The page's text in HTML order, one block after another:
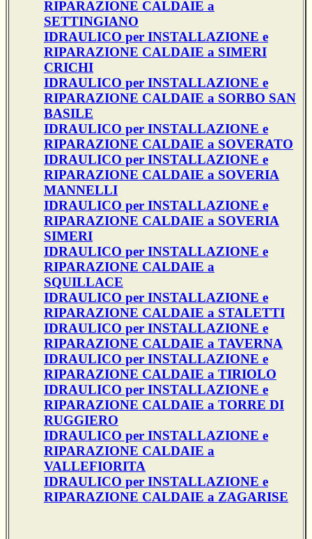
RIPARAZIONE CALDAIE a
SETTINGIANO
IDRAULICO per INSTALLAZIONE e
RIPARAZIONE CALDAIE a SIMERI
CRICHI
IDRAULICO per INSTALLAZIONE e
RIPARAZIONE CALDAIE a SORBO SAN
BASILE
IDRAULICO per INSTALLAZIONE e
RIPARAZIONE CALDAIE a SOVERATO
IDRAULICO per INSTALLAZIONE e
RIPARAZIONE CALDAIE a SOVERIA
MANNELLI
IDRAULICO per INSTALLAZIONE e
RIPARAZIONE CALDAIE a SOVERIA
SIMERI
IDRAULICO per INSTALLAZIONE e
RIPARAZIONE CALDAIE a
SQUILLACE
IDRAULICO per INSTALLAZIONE e
RIPARAZIONE CALDAIE a STALETTI
IDRAULICO per INSTALLAZIONE e
RIPARAZIONE CALDAIE a TAVERNA
IDRAULICO per INSTALLAZIONE e
RIPARAZIONE CALDAIE a TIRIOLO
IDRAULICO per INSTALLAZIONE e
RIPARAZIONE CALDAIE a TORRE DI
RUGGIERO
IDRAULICO per INSTALLAZIONE e
RIPARAZIONE CALDAIE a
VALLEFIORITA
IDRAULICO per INSTALLAZIONE e
RIPARAZIONE CALDAIE a ZAGARISE